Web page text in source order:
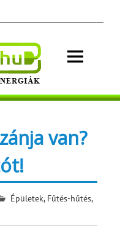
energiák.
van?
Épületek, Fűtés-hűtés,